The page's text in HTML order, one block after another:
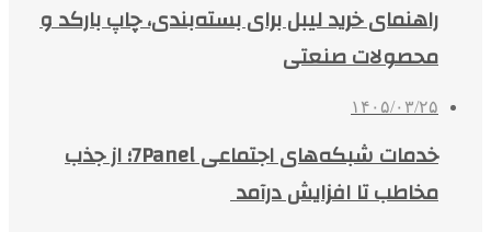
راهنمای خرید لیبل برای بسته‌بندی، چاپ بارکد و
محصولات صنعتی
۱۴۰۵/۰۳/۲۵
خدمات شبکه‌های اجتماعی 7Panel؛ از جذب
مخاطب تا افزایش درآمد